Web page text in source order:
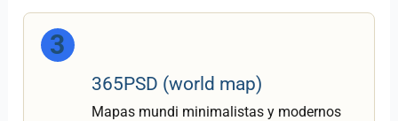
3
365PSD (world map)
Mapas mundi minimalistas y modernos